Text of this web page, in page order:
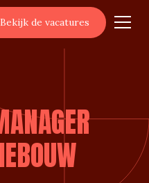
Bekijk de vacatures